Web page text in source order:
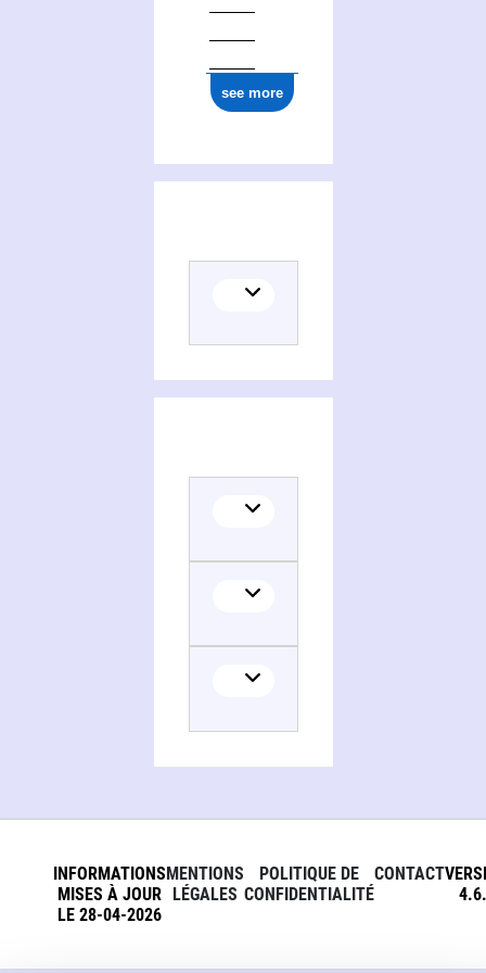
see more
INFORMATIONS
MISES À JOUR
LE 28-04-2026
MENTIONS
LÉGALES
POLITIQUE DE
CONFIDENTIALITÉ
CONTACT